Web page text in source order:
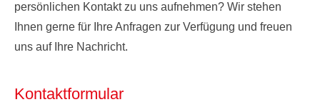
persönlichen Kontakt zu uns aufnehmen? Wir stehen
Ihnen gerne für Ihre Anfragen zur Verfügung und freuen
uns auf Ihre Nachricht.
Kontaktformular